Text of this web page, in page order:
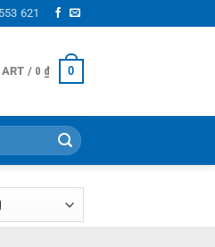
621
/ 0 ₫ 0